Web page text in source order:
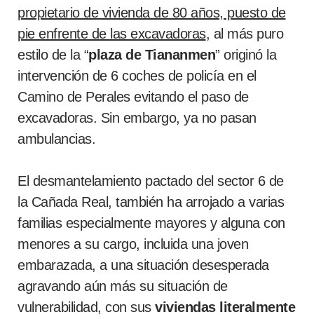
propietario de vivienda de 80 años, puesto de
pie enfrente de las excavadoras, al más puro
estilo de la “plaza de Tiananmen” originó la
intervención de 6 coches de policía en el
Camino de Perales evitando el paso de
excavadoras. Sin embargo, ya no pasan
ambulancias.
El desmantelamiento pactado del sector 6 de
la Cañada Real, también ha arrojado a varias
familias especialmente mayores y alguna con
menores a su cargo, incluida una joven
embarazada, a una situación desesperada
agravando aún más su situación de
vulnerabilidad, con sus viviendas literalmente